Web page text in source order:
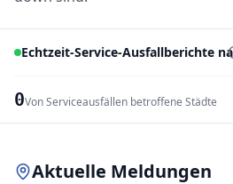
Echtzeit-Service-Ausfallberichte
0Von Serviceausfällen betroffene Städte
Aktuelle Meldungen